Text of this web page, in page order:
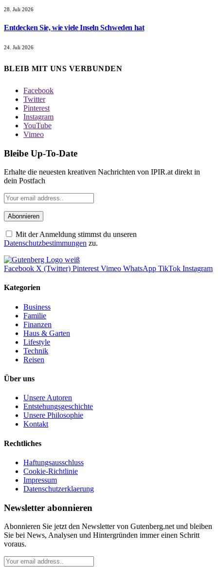
28. Juli 2026
Entdecken Sie, wie viele Inseln Schweden hat
24. Juli 2026
BLEIB MIT UNS VERBUNDEN
Facebook
Twitter
Pinterest
Instagram
YouTube
Vimeo
Bleibe Up-To-Date
Erhalte die neuesten kreativen Nachrichten von IPIR.at direkt in
dein Postfach
Mit der Anmeldung stimmst du unseren
Datenschutzbestimmungen zu.
Facebook X (Twitter) Pinterest Vimeo WhatsApp TikTok Instagram
Kategorien
Business
Familie
Finanzen
Haus & Garten
Lifestyle
Technik
Reisen
Über uns
Unsere Autoren
Entstehungsgeschichte
Unsere Philosophie
Kontakt
Rechtliches
Haftungsausschluss
Cookie-Richtlinie
Impressum
Datenschutzerklaerung
Newsletter abonnieren
Abonnieren Sie jetzt den Newsletter von Gutenberg.net und bleiben
Sie bei News, Analysen und Hintergründen immer einen Schritt
voraus.